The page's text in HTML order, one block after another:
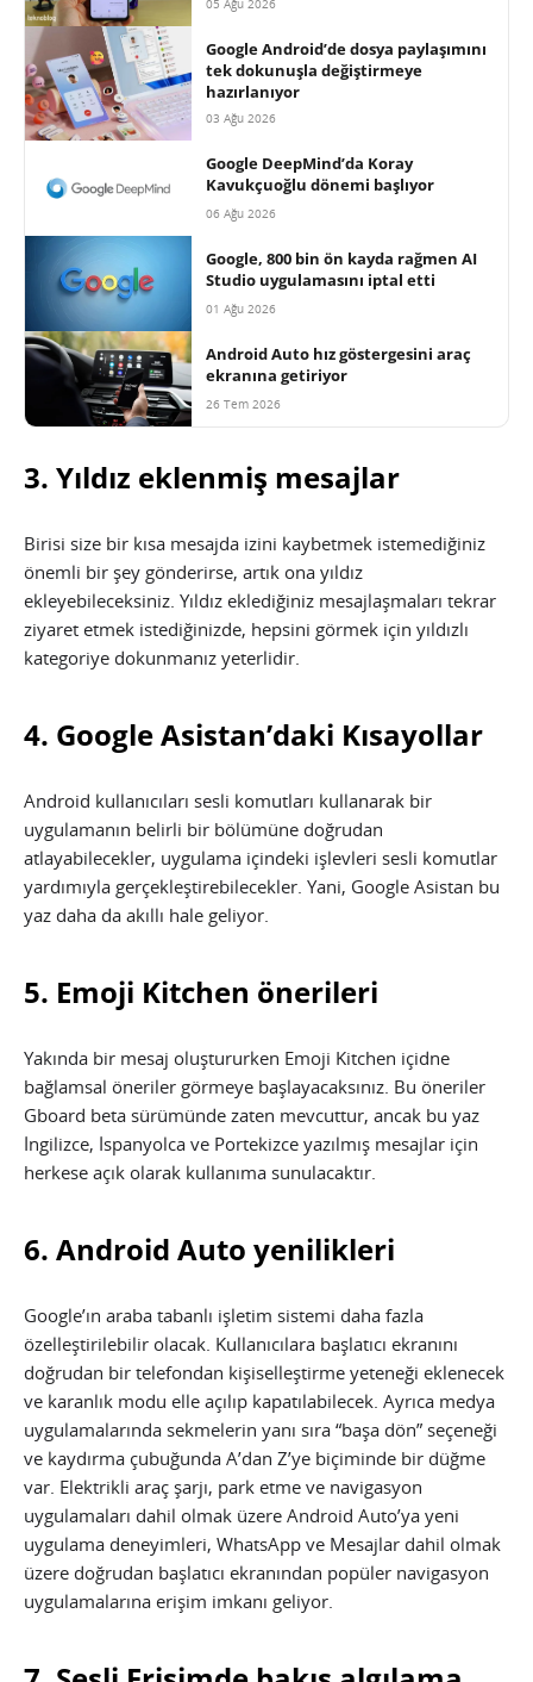
05 Ağu 2026
Google Android’de dosya paylaşımını
tek dokunuşla değiştirmeye
hazırlanıyor
03 Ağu 2026
Google DeepMind’da Koray
Kavukçuoğlu dönemi başlıyor
06 Ağu 2026
Google, 800 bin ön kayda rağmen AI
Studio uygulamasını iptal etti
01 Ağu 2026
Android Auto hız göstergesini araç
ekranına getiriyor
26 Tem 2026
3. Yıldız eklenmiş mesajlar
Birisi size bir kısa mesajda izini kaybetmek istemediğiniz
önemli bir şey gönderirse, artık ona yıldız
ekleyebileceksiniz. Yıldız eklediğiniz mesajlaşmaları tekrar
ziyaret etmek istediğinizde, hepsini görmek için yıldızlı
kategoriye dokunmanız yeterlidir.
4. Google Asistan’daki Kısayollar
Android kullanıcıları sesli komutları kullanarak bir
uygulamanın belirli bir bölümüne doğrudan
atlayabilecekler, uygulama içindeki işlevleri sesli komutlar
yardımıyla gerçekleştirebilecekler. Yani, Google Asistan bu
yaz daha da akıllı hale geliyor.
5. Emoji Kitchen önerileri
Yakında bir mesaj oluştururken Emoji Kitchen içidne
bağlamsal öneriler görmeye başlayacaksınız. Bu öneriler
Gboard beta sürümünde zaten mevcuttur, ancak bu yaz
İngilizce, İspanyolca ve Portekizce yazılmış mesajlar için
herkese açık olarak kullanıma sunulacaktır.
6. Android Auto yenilikleri
Google’ın araba tabanlı işletim sistemi daha fazla
özelleştirilebilir olacak. Kullanıcılara başlatıcı ekranını
doğrudan bir telefondan kişiselleştirme yeteneği eklenecek
ve karanlık modu elle açılıp kapatılabilecek. Ayrıca medya
uygulamalarında sekmelerin yanı sıra “başa dön” seçeneği
ve kaydırma çubuğunda A’dan Z’ye biçiminde bir düğme
var. Elektrikli araç şarjı, park etme ve navigasyon
uygulamaları dahil olmak üzere Android Auto’ya yeni
uygulama deneyimleri, WhatsApp ve Mesajlar dahil olmak
üzere doğrudan başlatıcı ekranından popüler navigasyon
uygulamalarına erişim imkanı geliyor.